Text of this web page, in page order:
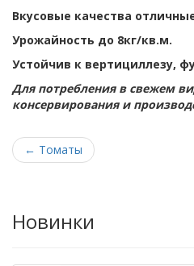
Вкусовые качества
Урожайность до 8кг/кв.м.
Устойчив к вертициллезу,
Для потребления в свежем
консервирования и
← Томаты
Новинки